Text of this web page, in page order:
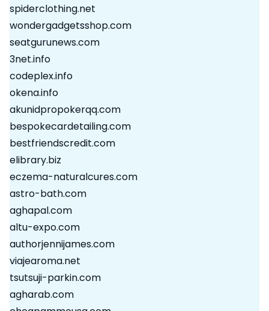
spiderclothing.net
wondergadgetsshop.com
seatgurunews.com
3net.info
codeplex.info
okena.info
akunidpropokerqq.com
bespokecardetailing.com
bestfriendscredit.com
elibrary.biz
eczema-naturalcures.com
astro-bath.com
aghapal.com
altu-expo.com
authorjennijames.com
viajearoma.net
tsutsuji-parkin.com
agharab.com